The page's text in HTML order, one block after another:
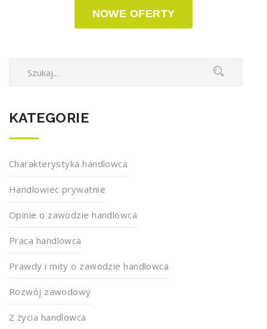
NOWE OFERTY
KATEGORIE
Charakterystyka handlowca
Handlowiec prywatnie
Opinie o zawodzie handlowca
Praca handlowca
Prawdy i mity o zawodzie handlowca
Rozwój zawodowy
Z życia handlowca